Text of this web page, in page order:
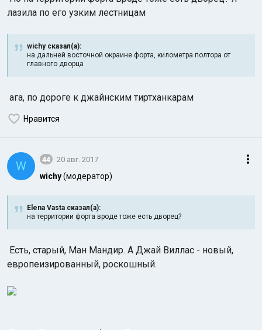
лазила по его узким лестницам
wichy сказал(а):
на дальней восточной окраине форта, километра полтора от
главного дворца
ага, по дороге к джайнским тиртханкарам
Нравится
W 44 20 авг. 2017
wichy(модератор)
Elena Vasta сказал(а):
на территории форта вроде тоже есть дворец?
Есть, старый, Ман Мандир. А Джай Виллас - новый,
европеизированный, роскошный.